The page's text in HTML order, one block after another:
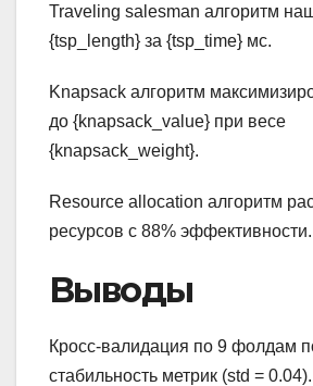
Traveling salesman алгоритм
{tsp_length} за {tsp_time} мс.
Knapsack алгоритм
до {knapsack_value} при весе
{knapsack_weight}.
Resource allocation алгоритм
ресурсов с 88% эффективности.
Выводы
Кросс-валидация по 9 фолдам
стабильность метрик (std = 0.04).